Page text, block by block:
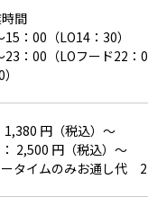
間
：00（LO14：30）
23：00（LOフード22：
1,380 円（税込）～
2,500 円（税込）～
タイムのみお通し代